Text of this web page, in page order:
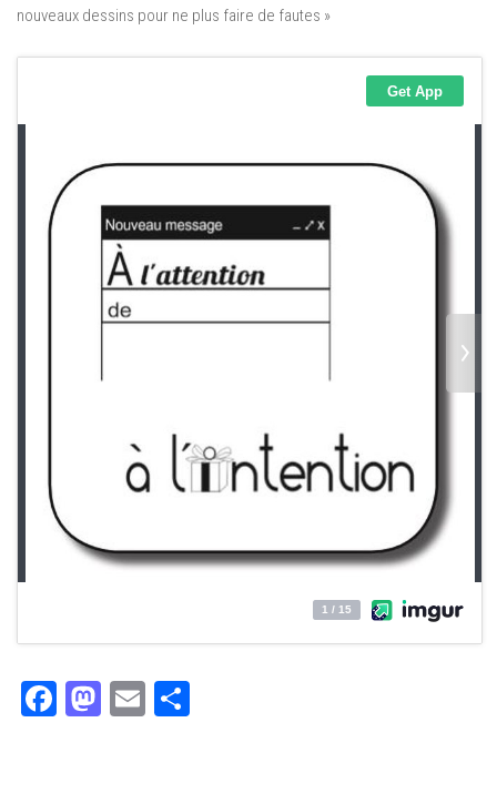
nouveaux dessins pour ne plus faire de fautes »
Facebook
Mastodon
Email